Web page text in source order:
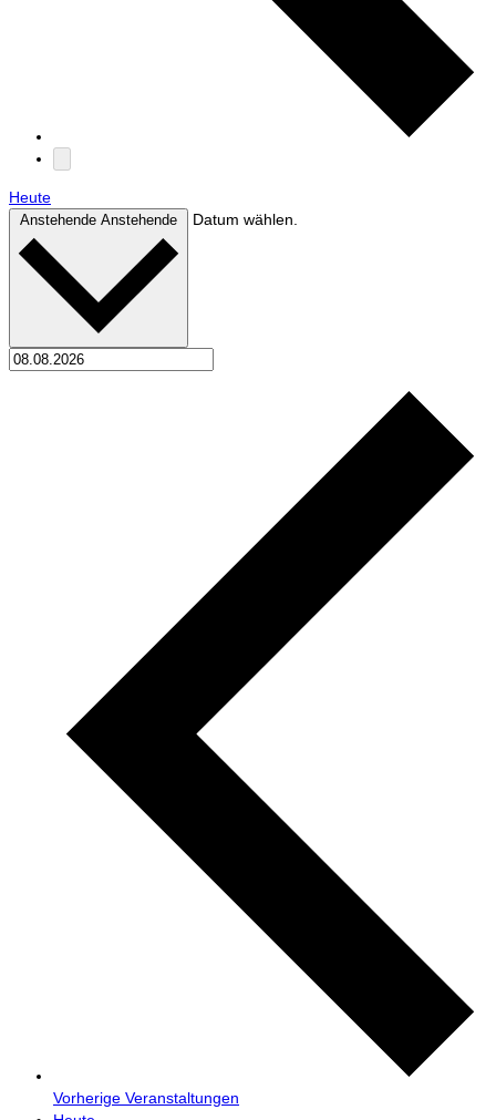
Heute
Anstehende Anstehende Datum wählen.
Vorherige Veranstaltungen